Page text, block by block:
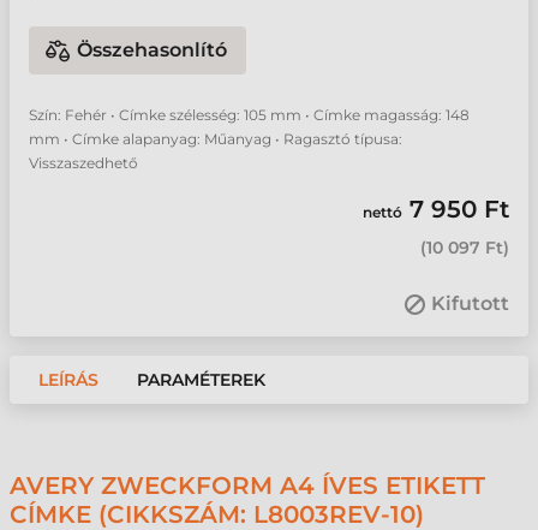
Összehasonlító
Szín: Fehér • Címke szélesség: 105 mm • Címke magasság: 148
mm • Címke alapanyag: Műanyag • Ragasztó típusa:
Visszaszedhető
nettó 7 950 Ft
(10 097 Ft)
Kifutott
LEÍRÁS PARAMÉTEREK
AVERY ZWECKFORM A4 ÍVES ETIKETT
CÍMKE (CIKKSZÁM: L8003REV-10)